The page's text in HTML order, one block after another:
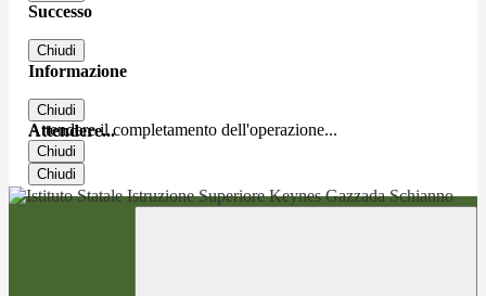
Successo
Chiudi
Informazione
Chiudi
Attendere...
Attendere il completamento dell'operazione...
Chiudi
Chiudi